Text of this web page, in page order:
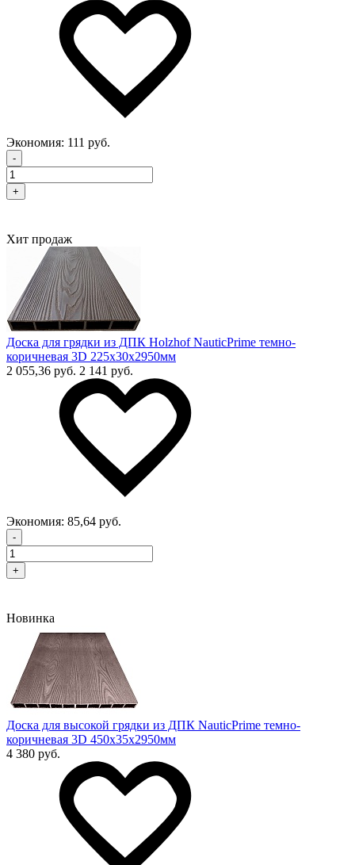
Экономия: 111 руб.
-
+
Хит продаж
Доска для грядки из ДПК Holzhof NauticPrime темно-
коричневая 3D 225х30х2950мм
2 055,36 руб. 2 141 руб.
Экономия: 85,64 руб.
-
+
Новинка
Доска для высокой грядки из ДПК NauticPrime темно-
коричневая 3D 450х35х2950мм
4 380 руб.